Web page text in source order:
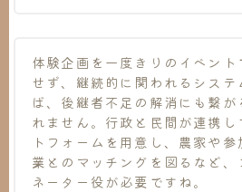
体験企画を一度きりのイベント
せず、継続的に関われるシステ
ば、後継者不足の解消にも繋が
れません。行政と民間が連携し
トフォームを用意し、農家や参
業とのマッチングを図るなど、
ネーター役が必要ですね。